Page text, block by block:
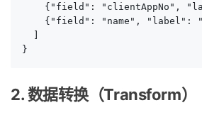
{"field": "clientAppNo",
{"field": "name", "label": "
  ]
}
2. 数据转换（Transform）